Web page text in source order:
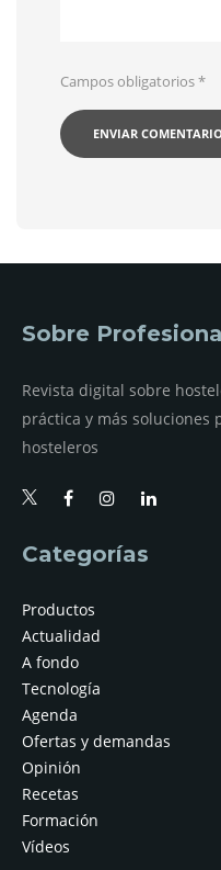
Campos obligatorios*
Sobre
Revista digital sobre
práctica y más soluciones
hosteleros
Categorías
Productos
Actualidad
A fondo
Tecnología
Agenda
Ofertas y demandas
Opinión
Recetas
Formación
Vídeos